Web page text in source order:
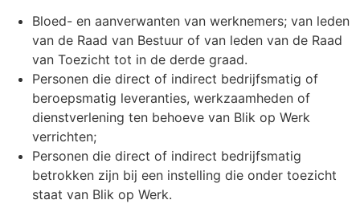
Bloed- en aanverwanten van werknemers; van leden
van de Raad van Bestuur of van leden van de Raad
van Toezicht tot in de derde graad.
Personen die direct of indirect bedrijfsmatig of
beroepsmatig leveranties, werkzaamheden of
dienstverlening ten behoeve van Blik op Werk
verrichten;
Personen die direct of indirect bedrijfsmatig
betrokken zijn bij een instelling die onder toezicht
staat van Blik op Werk.